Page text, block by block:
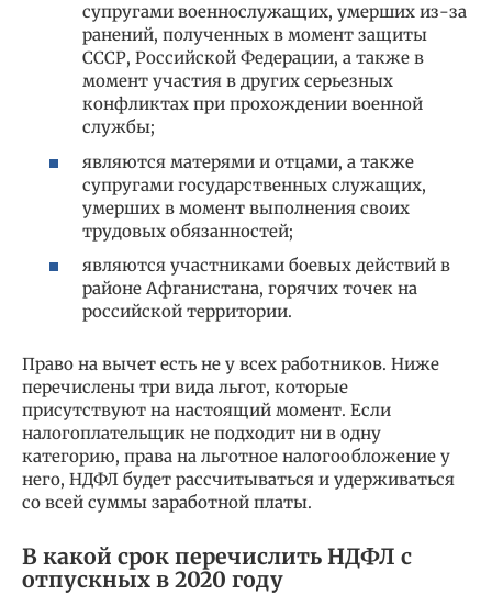
супругами военнослужащих, умерших из-за
ранений, полученных в момент защиты
СССР, Российской Федерации, а также в
момент участия в других серьезных
конфликтах при прохождении военной
службы;
являются матерями и отцами, а также
супругами государственных служащих,
умерших в момент выполнения своих
трудовых обязанностей;
являются участниками боевых действий в
районе Афганистана, горячих точек на
российской территории.
Право на вычет есть не у всех работников. Ниже
перечислены три вида льгот, которые
присутствуют на настоящий момент. Если
налогоплательщик не подходит ни в одну
категорию, права на льготное налогообложение у
него, НДФЛ будет рассчитываться и удерживаться
со всей суммы заработной платы.
В какой срок перечислить НДФЛ с
отпускных в 2020 году